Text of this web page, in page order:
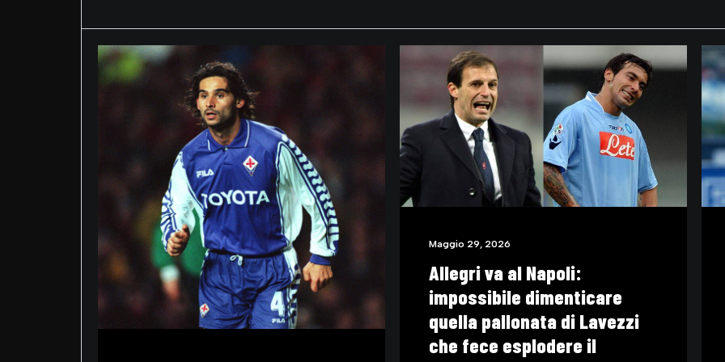
Maggio 29, 2026
Allegri va al Napoli:
impossibile dimenticare
quella pallonata di Lavezzi
Maggio 16, 2026
Il motivo per cui Roberto
Baggio è rimasto immortale
(VIDEO)